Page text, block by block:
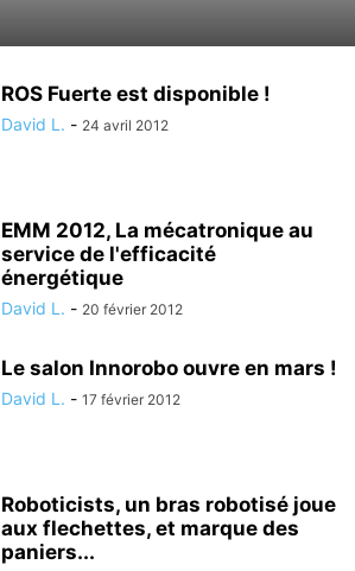
ROS Fuerte est disponible !
David L. - 24 avril 2012
EMM 2012, La mécatronique au
service de l'efficacité
énergétique
David L. - 20 février 2012
Le salon Innorobo ouvre en mars !
David L. - 17 février 2012
Roboticists, un bras robotisé joue
aux flechettes, et marque des
paniers...